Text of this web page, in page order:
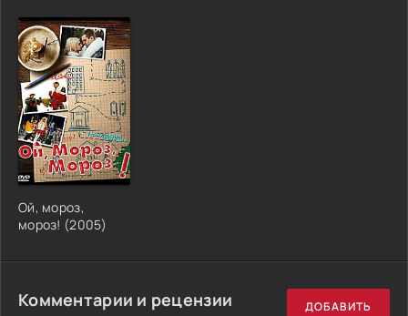
Ой, мороз,
мороз! (2005)
Комментарии и рецензии ДОБАВИТЬ